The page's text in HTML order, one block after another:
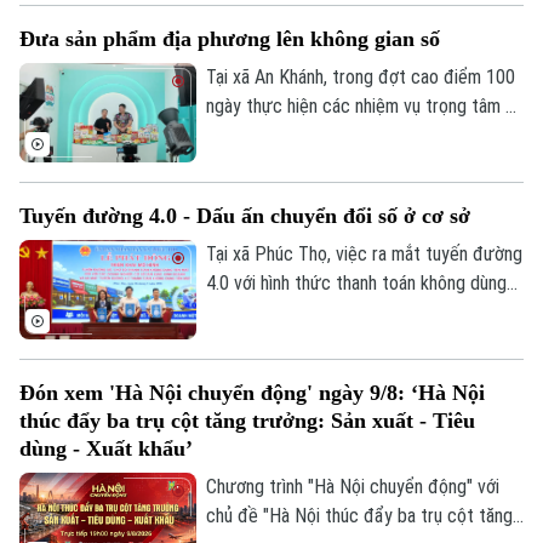
trang toàn bộ khu vực, hướng tới hình
thành không gian văn hóa, công cộng kết
nối phố cổ với ga Long Biên.
Đưa sản phẩm địa phương lên không gian số
Tại xã An Khánh, trong đợt cao điểm 100
ngày thực hiện các nhiệm vụ trọng tâm về
cận thị trường.
Tuyến đường 4.0 - Dấu ấn chuyển đổi số ở cơ sở
Tại xã Phúc Thọ, việc ra mắt tuyến đường
4.0 với hình thức thanh toán không dùng
ngay từ cơ sở.
Đón xem 'Hà Nội chuyển động' ngày 9/8: ‘Hà Nội
thúc đẩy ba trụ cột tăng trưởng: Sản xuất - Tiêu
dùng - Xuất khẩu’
Chương trình "Hà Nội chuyển động" với
chủ đề "Hà Nội thúc đẩy ba trụ cột tăng